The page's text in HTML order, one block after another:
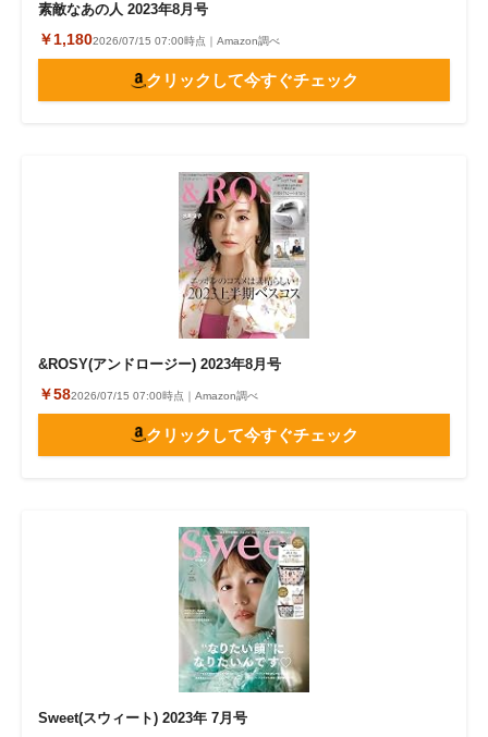
素敵なあの人 2023年8月号
￥1,1802026/07/15 07:00時点｜Amazon調べ
クリックして今すぐチェック
&ROSY(アンドロージー) 2023年8月号
￥582026/07/15 07:00時点｜Amazon調べ
クリックして今すぐチェック
Sweet(スウィート) 2023年 7月号